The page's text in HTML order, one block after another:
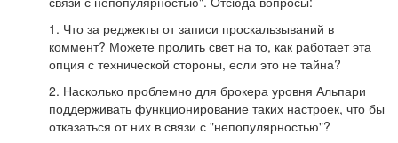
1. Что за реджекты от записи проскальзываний в
коммент? Можете пролить свет на то, как работает эта
опция с технической стороны, если это не тайна?
2. Насколько проблемно для брокера уровня Альпари
поддерживать функционирование таких настроек, что бы
отказаться от них в связи с "непопулярностью"?